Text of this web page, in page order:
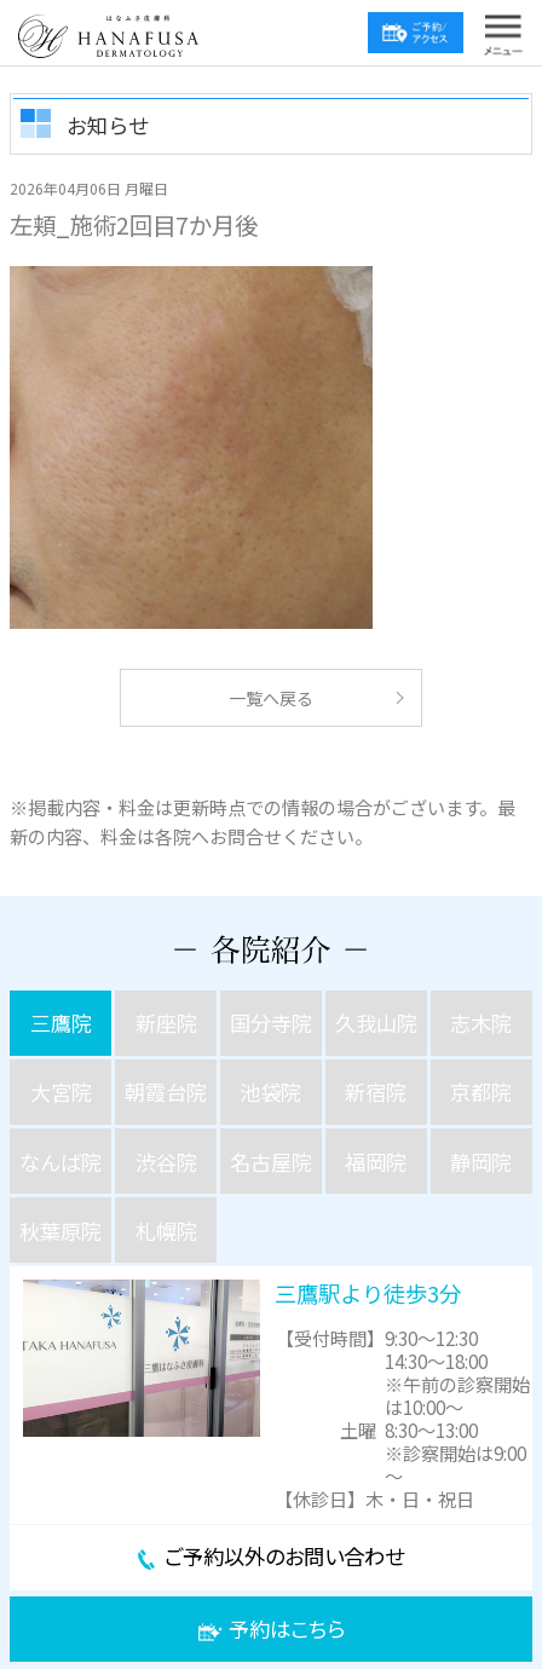
お知らせ
2026年04月06日 月曜日
左頬_施術2回目7か月後
一覧へ戻る
※掲載内容・料金は更新時点での情報の場合がございます。最
新の内容、料金は各院へお問合せください。
三鷹院 新座院 国分寺院 久我山院 志木院
大宮院 朝霞台院 池袋院 新宿院 京都院
なんば院 渋谷院 名古屋院 福岡院 静岡院
秋葉原院 札幌院
三鷹駅より徒歩3分
【受付時間】9:30～12:30
14:30～18:00
※午前の診察開始
は10:00～
土曜 8:30～13:00
※診察開始は9:00
～
【休診日】木・日・祝日
ご予約以外のお問い合わせ
予約はこちら